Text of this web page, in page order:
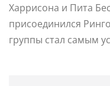
Харрисона и Пита
присоединился
группы стал самым